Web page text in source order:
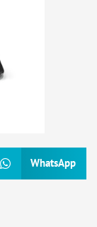
WhatsApp